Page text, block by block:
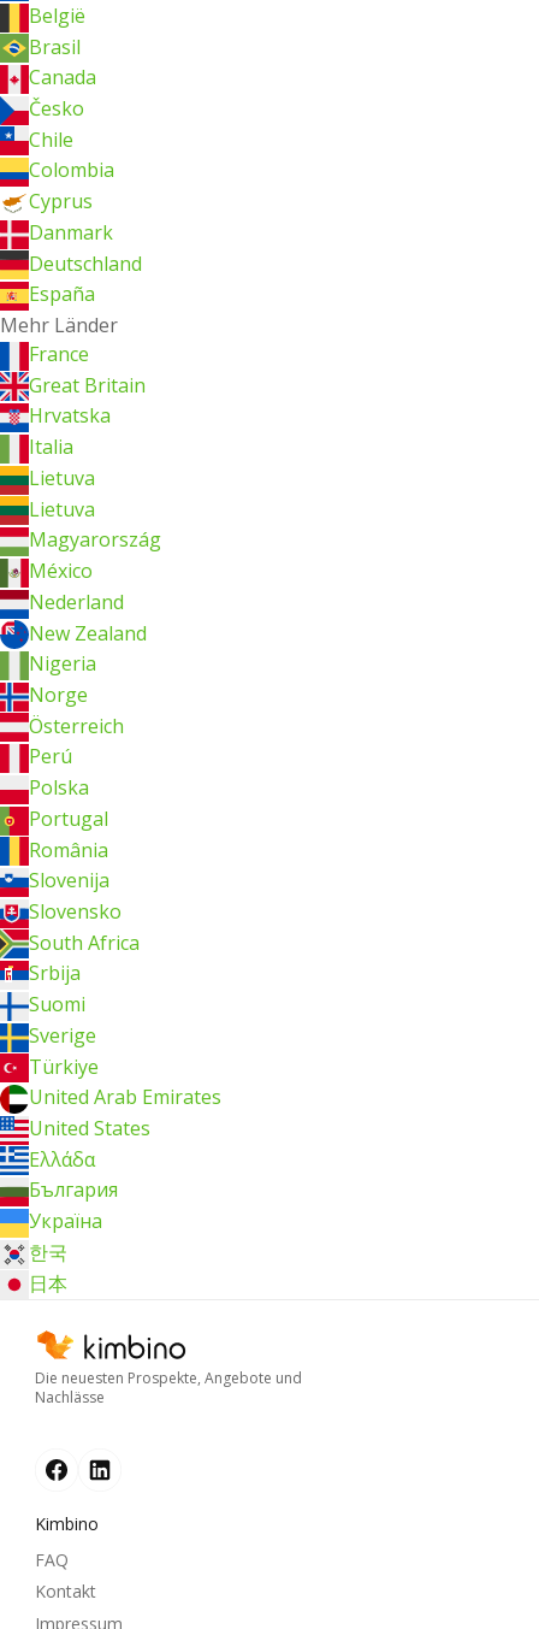
België
Brasil
Canada
Česko
Chile
Colombia
Cyprus
Danmark
Deutschland
España
Mehr Länder
France
Great Britain
Hrvatska
Italia
Lietuva
Lietuva
Magyarország
México
Nederland
New Zealand
Nigeria
Norge
Österreich
Perú
Polska
Portugal
România
Slovenija
Slovensko
South Africa
Srbija
Suomi
Sverige
Türkiye
United Arab Emirates
United States
Ελλάδα
България
Україна
한국
日本
Die neuesten Prospekte, Angebote und
Nachlässe
Kimbino
FAQ
Kontakt
Impressum